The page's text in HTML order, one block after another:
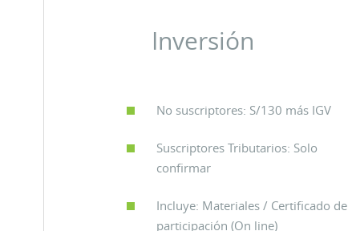
Inversión
No suscriptores: S/130 más IGV
Suscriptores Tributarios: Solo
confirmar
Incluye: Materiales / Certificado de
participación (On line)